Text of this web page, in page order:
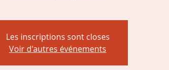
Les inscriptions sont closes
Voir d'autres événements